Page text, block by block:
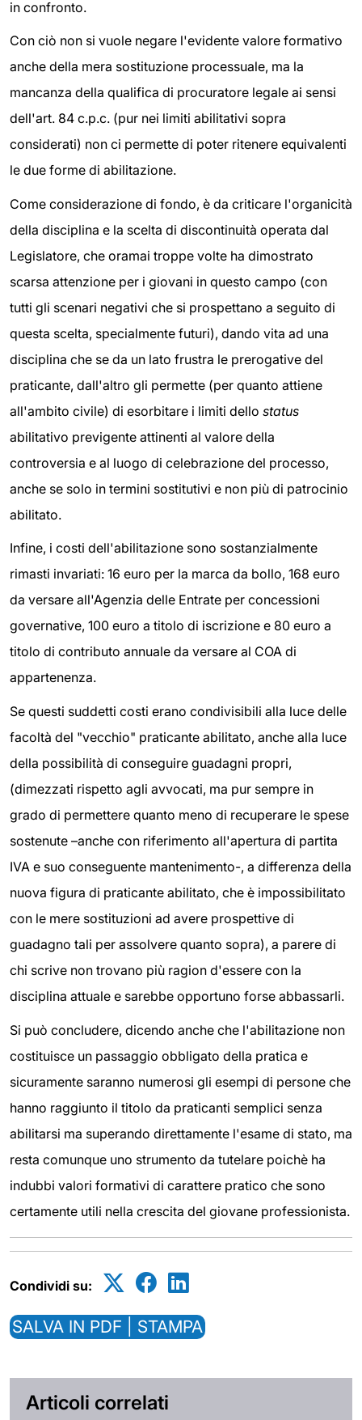
in confronto.
Con ciò non si vuole negare l'evidente valore formativo
anche della mera sostituzione processuale, ma la
mancanza della qualifica di procuratore legale ai sensi
dell'art. 84 c.p.c. (pur nei limiti abilitativi sopra
considerati) non ci permette di poter ritenere equivalenti
le due forme di abilitazione.
Come considerazione di fondo, è da criticare l'organicità
della disciplina e la scelta di discontinuità operata dal
Legislatore, che oramai troppe volte ha dimostrato
scarsa attenzione per i giovani in questo campo (con
tutti gli scenari negativi che si prospettano a seguito di
questa scelta, specialmente futuri), dando vita ad una
disciplina che se da un lato frustra le prerogative del
praticante, dall'altro gli permette (per quanto attiene
all'ambito civile) di esorbitare i limiti dello status
abilitativo previgente attinenti al valore della
controversia e al luogo di celebrazione del processo,
anche se solo in termini sostitutivi e non più di patrocinio
abilitato.
Infine, i costi dell'abilitazione sono sostanzialmente
rimasti invariati: 16 euro per la marca da bollo, 168 euro
da versare all'Agenzia delle Entrate per concessioni
governative, 100 euro a titolo di iscrizione e 80 euro a
titolo di contributo annuale da versare al COA di
appartenenza.
Se questi suddetti costi erano condivisibili alla luce delle
facoltà del "vecchio" praticante abilitato, anche alla luce
della possibilità di conseguire guadagni propri,
(dimezzati rispetto agli avvocati, ma pur sempre in
grado di permettere quanto meno di recuperare le spese
sostenute –anche con riferimento all'apertura di partita
IVA e suo conseguente mantenimento-, a differenza della
nuova figura di praticante abilitato, che è impossibilitato
con le mere sostituzioni ad avere prospettive di
guadagno tali per assolvere quanto sopra), a parere di
chi scrive non trovano più ragion d'essere con la
disciplina attuale e sarebbe opportuno forse abbassarli.
Si può concludere, dicendo anche che l'abilitazione non
costituisce un passaggio obbligato della pratica e
sicuramente saranno numerosi gli esempi di persone che
hanno raggiunto il titolo da praticanti semplici senza
abilitarsi ma superando direttamente l'esame di stato, ma
resta comunque uno strumento da tutelare poichè ha
indubbi valori formativi di carattere pratico che sono
certamente utili nella crescita del giovane professionista.
Condividi su:
SALVA IN PDF | STAMPA
Articoli correlati